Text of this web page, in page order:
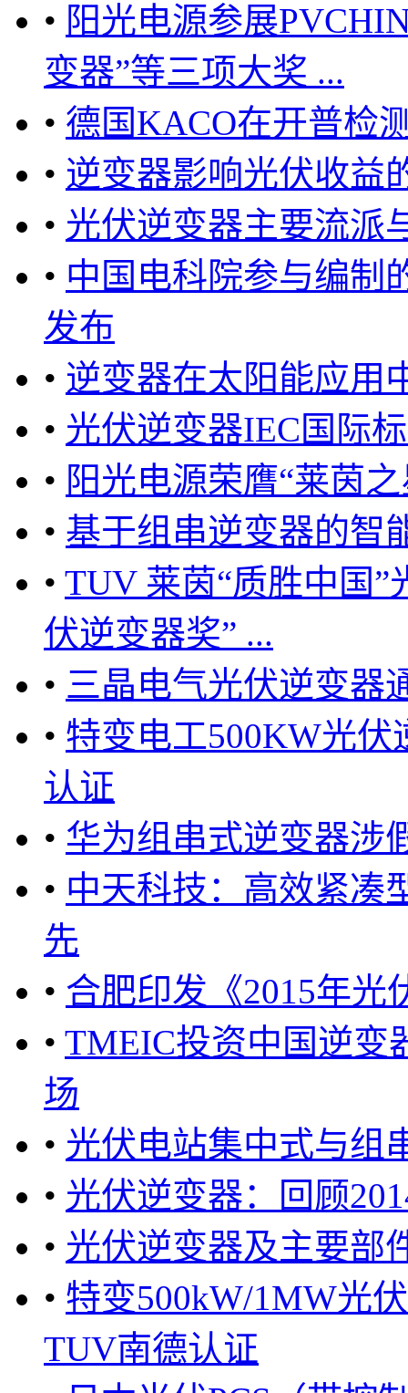
• 阳光电源参展
变器”等三项大奖 ...
• 德国KACO在开普检
• 逆变器影响光伏收益
• 光伏逆变器主要流派
• 中国电科院参与编制
发布
• 逆变器在太阳能应用
• 光伏逆变器IEC国际
• 阳光电源荣膺“莱茵
• 基于组串逆变器的智
• TUV 莱茵“质胜中国”
伏逆变器奖” ...
• 三晶电气光伏逆变器
• 特变电工500KW光
认证
• 华为组串式逆变器涉
• 中天科技：高效紧凑
先
• 合肥印发《2015年光
• TMEIC投资中国逆变
场
• 光伏电站集中式与组
• 光伏逆变器：回顾
• 光伏逆变器及主要部
• 特变500kW/1MW光
TUV南德认证